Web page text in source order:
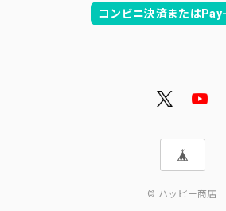
コンビニ決済または
© ハッピー商店